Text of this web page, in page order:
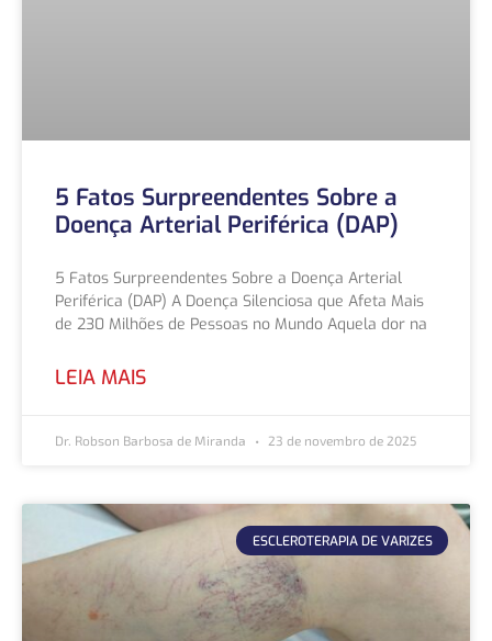
5 Fatos Surpreendentes Sobre a
Doença Arterial Periférica (DAP)
5 Fatos Surpreendentes Sobre a Doença Arterial
Periférica (DAP) A Doença Silenciosa que Afeta Mais
de 230 Milhões de Pessoas no Mundo Aquela dor na
LEIA MAIS
Dr. Robson Barbosa de Miranda 23 de novembro de 2025
ESCLEROTERAPIA DE VARIZES